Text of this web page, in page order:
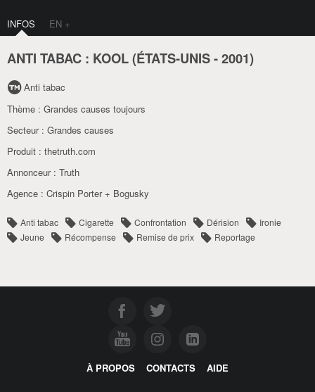
INFOS EN +
ANTI TABAC : KOOL (ÉTATS-UNIS-2001)
Anti tabac
Thème : Grandes causes toujours
Secteur : Grandes causes
Produit : thetruth.com
Annonceur : Truth
Agence : Crispin Porter + Bogusky
Anti tabac Cigarette Confrontation Dérision
Ironie
Jeune
Récompense Remise de prix Reportage
À PROPOS CONTACTS AIDE